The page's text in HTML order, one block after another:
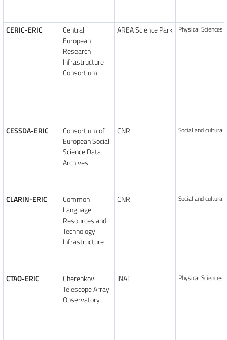
CERIC-ERIC
Central
European
Research
Infrastructure
Consortium
AREA Science Park Physical Sciences
CESSDA-ERIC
Consortium of
European Social
Science Data
Archives
CNR Social and cultural
CLARIN-ERIC
Common
Language
Resources and
Technology
Infrastructure
CNR Social and cultural
CTAO-ERIC
Cherenkov
Telescope Array
Observatory
INAF Physical Sciences